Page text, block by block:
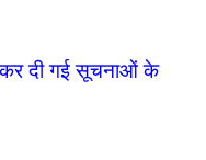
दी गई सूचनाओं के